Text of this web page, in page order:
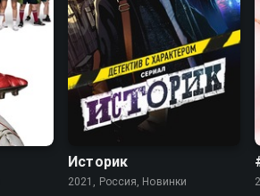
Историк
2021, Россия, Новинки